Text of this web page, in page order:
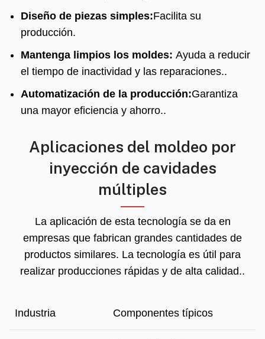
Diseño de piezas simples:Facilita su
producción.
Mantenga limpios los moldes: Ayuda a reducir
el tiempo de inactividad y las reparaciones..
Automatización de la producción:Garantiza
una mayor eficiencia y ahorro..
Aplicaciones del moldeo por
inyección de cavidades
múltiples
La aplicación de esta tecnología se da en
empresas que fabrican grandes cantidades de
productos similares. La tecnología es útil para
realizar producciones rápidas y de alta calidad..
Industria Componentes típicos